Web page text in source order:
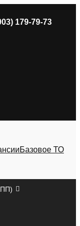
179-79-73
Базовое ТО